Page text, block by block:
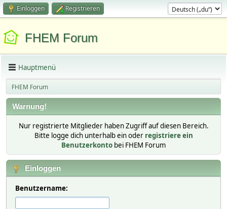
Einloggen Registrieren
FHEM Forum
Hauptmenü
FHEM Forum
Warnung!
Nur registrierte Mitglieder haben Zugriff auf diesen Bereich.
Bitte logge dich unterhalb ein oder registriere ein
Benutzerkonto bei FHEM Forum
Einloggen
Benutzername: